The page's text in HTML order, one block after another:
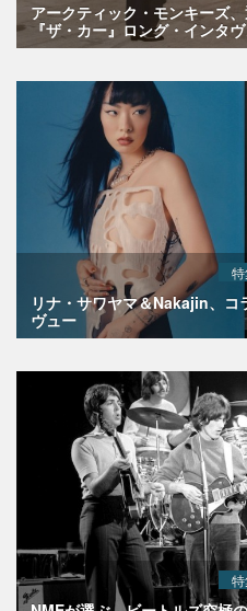
アークティック・モンキーズ
『ザ・カー』ロング・インタ
リナ・サワヤマ＆Nakajin、コ
ヴュー